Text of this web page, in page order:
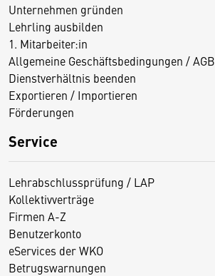
Unternehmen gründen
Lehrling ausbilden
1. Mitarbeiter:in
Allgemeine Geschäftsbedingungen / AGB
Dienstverhältnis beenden
Exportieren / Importieren
Förderungen
Service
Lehrabschlussprüfung / LAP
Kollektivverträge
Firmen A-Z
Benutzerkonto
eServices der WKO
Betrugswarnungen